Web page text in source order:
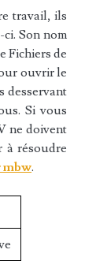
travail, ils
Son nom
Fichiers de
ouvrir le
desservant
Si vous
ne doivent
à résoudre
.